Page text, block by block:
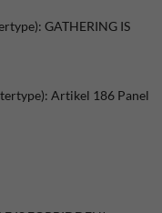
GATHERING IS
Artikel 186 Panel